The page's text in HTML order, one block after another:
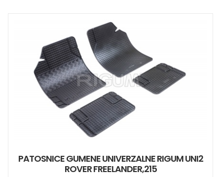
PATOSNICE GUMENE UNIVERZALNE RIGUM UNI2
ROVER FREELANDER,215